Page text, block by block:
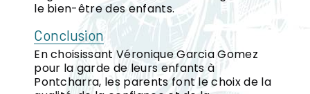
le bien-être des enfants.
Conclusion
En choisissant Véronique Garcia Gomez
pour la garde de leurs enfants à
Pontcharra, les parents font le choix de la